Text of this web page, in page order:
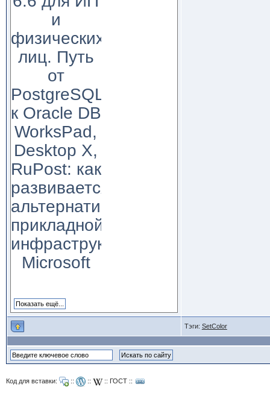
и
физических
лиц. Путь
от
PostgreSQL
к Oracle DB
WorksPad,
Desktop X,
RuPost: как
развивается
альтернатива
прикладной
инфраструктуре
Microsoft
Тэги: SetColor
Код для вставки: :: :: :: ГОСТ::